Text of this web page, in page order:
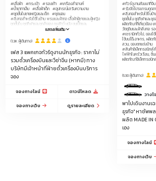
#เสื้อผ้า #กระเป๋า #รองเท้า #เครื่องสำอางค์
#น้ำยาทาเล็บ #เสื้อผ้าเด็ก #อุปกรณ์เสริมความงาม
#ชุดชั้นในชายหญิงและเด็ก #ชุดนอน
#สิ่งทอสำหรับใช้ในบ้าน พรมและผ้าทอ เสื้อผ้าผู้ชายและผู้หญิง
ชุดชั้นใน ชุดกีฬาและชุดลำลอง ขนสัตว์ หนัง ขนเป็ดและ
ผลิตภัณฑ์ที่เกี่ยวข้อง เครื่องประดับและอุปกรณ์ตกแต่งแฟชั่น
#ผลิตภัณฑ์กีฬา การเดินทางและสันทนาการ ยา ผลิตภัณฑ์เพื่อ
สุขภาพและอุปกรณ์การแพทย์ ผลิตภัณฑ์และอาหารสำหรับ
สัตว์เลี้ยง เครื่องใช้ในห้องน้ำ ผลิตภัณฑ์ดูแลส่วนบุคคล เครื่อง
ใช้สำนักงาน ของเล่น เสื้อผ้าเด็ก ผลิตภัณฑ์สำหรับเด็ก ทารกและ
คุณแม่
แสดงเพิ่มเติม
(1.3K ผู้เดินทาง)
เฟส 3 แพคเกจทัวร์ดูงานนักธุรกิจ : ราคาไม่
รวมตั๋วเครื่องบินและวีซ่าจีน (หากมี) ทาง
บริษัทมีเจ้าหน้าที่ฝ่ายตั๋วเครื่องบินบริการ
จอง
จองทางไลน์
ดาวน์โหลด
จองทางเว็บ
ดูรายละเอียด
#ทัวร์ดูงานสัมมนาที่จีน
#รับจัดโปรแกรมดูตล
#สิ่งทอสำหรับใช้ในบ้
ชุดชั้นใน ชุดกีฬาและชุด
ผลิตภัณฑ์ที่เกี่ยวข้อง
วัตถุดิบและผ้าสิ่งทอ รอ
#เซรามิกทั่วไป, ของใ
ใช้บนโต๊ะอาหาร, ผลิ
สวน, ของตกแต่งบ้าน
#สินค้าอิเล็กทรอนิกส์
ไฟฟ้าในครัวเรือน, ชิ้
ผลิตภัณฑ์อิเล็กทรอนิก
(538 ผู้เดินทาง)
บริก
ขับรถบริการรับส่งระหว่างวัน 9.00-17.00 น. ในเมืองกวางโจวระยะทางไม่
พาไปเดินงานเ
ธุรกิจ" หาซัพพ
ผลิต MADE
เอง
จองทางไลน์
จองทางเว็บ